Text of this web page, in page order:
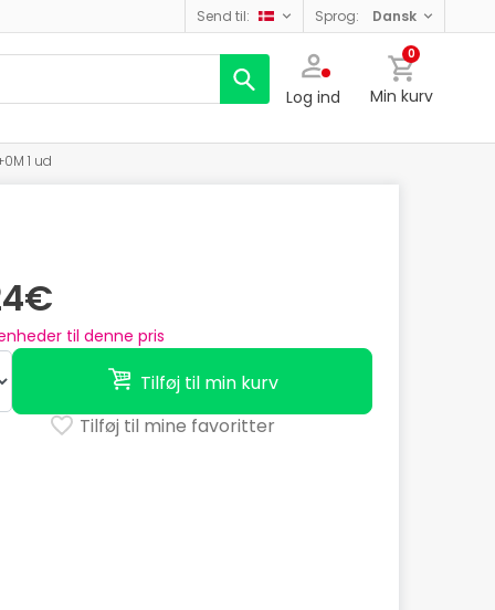
send til: sprog: dansk
Log ind
0
Min kurv
1 ud
til denne pris
Tilføj til min kurv
Tilføj til mine favoritter